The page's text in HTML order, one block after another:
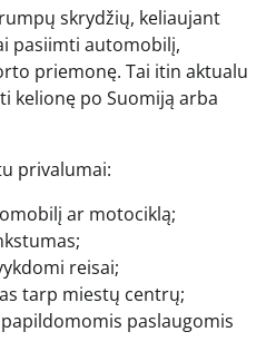
skrydžių, keliaujant
pasiimti automobilį,
priemonę. Tai itin aktualu
kelionę po Suomiją arba
privalumai:
ar motociklą;
reisai;
tarp miestų centrų;
paslaugomis